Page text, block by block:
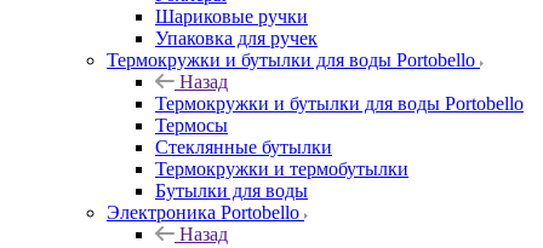
Шариковые ручки
Упаковка для ручек
Термокружки и бутылки для воды Portobello
Назад
Термокружки и бутылки для воды Portobello
Термосы
Стеклянные бутылки
Термокружки и термобутылки
Бутылки для воды
Электроника Portobello
Назад